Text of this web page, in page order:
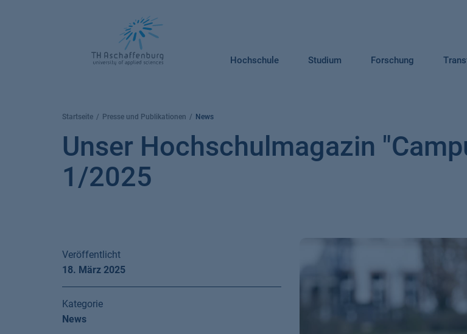
Hochschule Studium Forschung
Startseite Presse und Publikationen News
Unser Hochschulmagazin
1/2025
Veröffentlicht
18. März 2025
Kategorie
News